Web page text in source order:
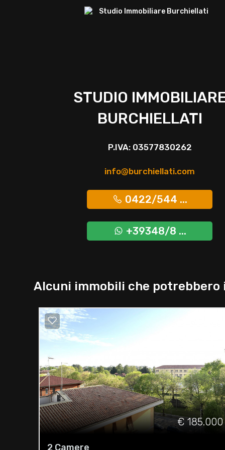
STUDIO
BURCHIELLATI
P.IVA: 03577830262
info@burchiellati.com
0422/544 ...
+39348/8 ...
Alcuni immobili che
€ 185.000
2 Camere